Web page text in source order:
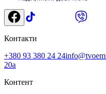
Контакти
+380 93 380 24 24
20а
Контент